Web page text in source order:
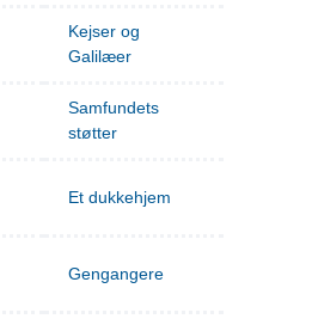
Kejser og
Galilæer
Samfundets
støtter
Et dukkehjem
Gengangere